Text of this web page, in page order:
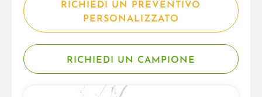
RICHIEDI UN PREVENTIVO
PERSONALIZZATO
RICHIEDI UN CAMPIONE